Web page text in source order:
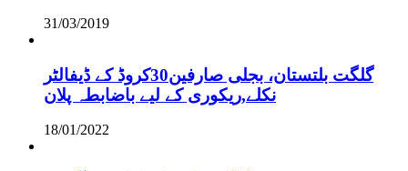
31/03/2019
گلگت بلتستان، بجلی صارفین30کروڈ کے ڈیفالٹر
نکلے,ریکوری کے لیے باضابطہ پلان
18/01/2022